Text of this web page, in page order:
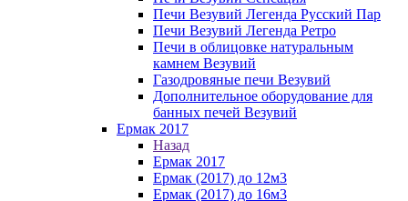
Печи Везувий Легенда Русский Пар
Печи Везувий Легенда Ретро
Печи в облицовке натуральным
камнем Везувий
Газодровяные печи Везувий
Дополнительное оборудование для
банных печей Везувий
Ермак 2017
Назад
Ермак 2017
Ермак (2017) до 12м3
Ермак (2017) до 16м3